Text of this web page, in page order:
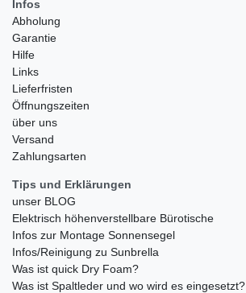
Infos
Abholung
Garantie
Hilfe
Links
Lieferfristen
Öffnungszeiten
über uns
Versand
Zahlungsarten
Tips und Erklärungen
unser BLOG
Elektrisch höhenverstellbare Bürotische
Infos zur Montage Sonnensegel
Infos/Reinigung zu Sunbrella
Was ist quick Dry Foam?
Was ist Spaltleder und wo wird es eingesetzt?